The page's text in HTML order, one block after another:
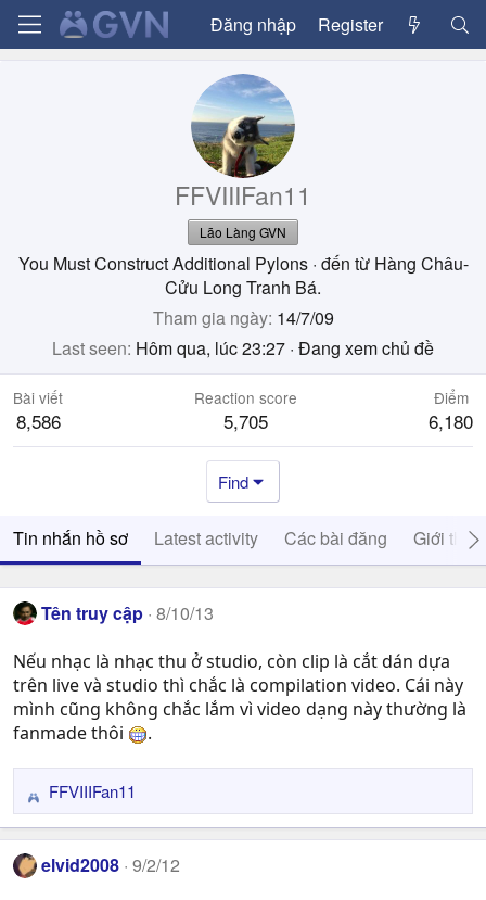
Đăng nhập Register
FFVIIIFan11
Lão Làng GVN
You Must Construct Additional Pylons · đến từ Hàng Châu-
Cửu Long Tranh Bá.
Tham gia ngày 14/7/09
Last seen Hôm qua, lúc 23:27 · Đang xem chủ đề
Bài viết
8,586
Reaction score
5,705
Điểm
6,180
Find
Tin nhắn hồ sơ Latest activity Các bài đăng Giới thiệu
Tên truy cập 8/10/13
Nếu nhạc là nhạc thu ở studio, còn clip là cắt dán dựa
trên live và studio thì chắc là compilation video. Cái này
mình cũng không chắc lắm vì video dạng này thường là
fanmade thôi
.
R
e
a
c
FFVIIIFan11
elvid2008 9/2/12